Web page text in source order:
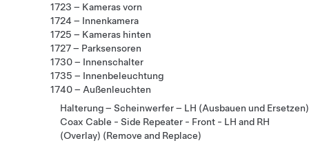
1723 – Kameras vorn
1724 – Innenkamera
1725 – Kameras hinten
1727 – Parksensoren
1730 – Innenschalter
1735 – Innenbeleuchtung
1740 – Außenleuchten
Halterung – Scheinwerfer – LH (Ausbauen und Ersetzen)
Coax Cable - Side Repeater - Front - LH and RH
(Overlay) (Remove and Replace)